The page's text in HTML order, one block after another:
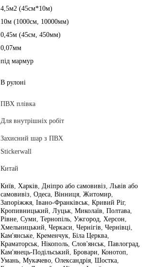
4,5м2 (45см*10м)
10м (1000см, 10000мм)
0,45м (45см, 450мм)
0,07мм
під мармур
В рулоні
ПВХ плівка
Для внутрішніх робіт
Захисний шар з ПВХ
Stickerwall
Китай
Київ, Харків, Дніпро або самовивіз, Львів або
самовивіз, Одеса, Вінниця, Житомир,
Запоріжжя, Івано-Франківськ, Кривий Ріг,
Кропивницький, Луцьк, Миколаїв, Полтава,
Рівне, Суми, Тернопіль, Ужгород, Херсон,
Хмельницький, Черкаси, Чернігів, Чернівці,
Кам'янське, Кременчук, Біла Церква,
Краматорськ, Нікополь, Слов'янськ, Павлоград,
Кам'янець-Подільський, Бровари, Конотоп,
Умань, Мукачево, Олександрія, Шостка,